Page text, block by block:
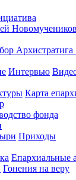
Интервью
Карта
фонда
Приходы
Епархиальные
Гонения на веру